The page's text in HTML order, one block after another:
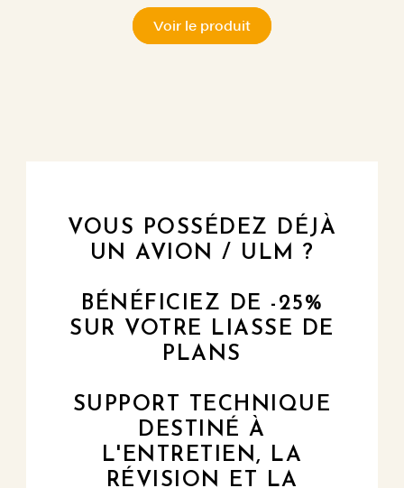
Voir le produit
VOUS POSSÉDEZ DÉJÀ
UN AVION / ULM ?
BÉNÉFICIEZ DE -25%
SUR VOTRE LIASSE DE
PLANS
SUPPORT TECHNIQUE
DESTINÉ À
L'ENTRETIEN, LA
RÉVISION ET LA